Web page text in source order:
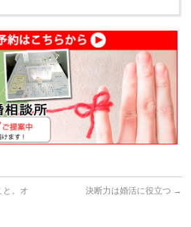
と。オ
決断力は婚活に役立つ →